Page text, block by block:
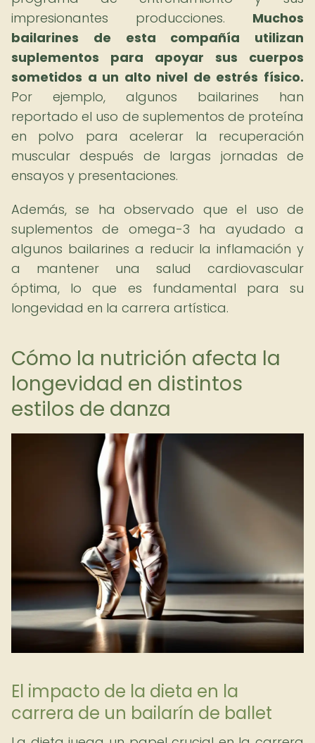
impresionantes producciones. Muchos
bailarines de esta compañía utilizan
suplementos para apoyar sus cuerpos
sometidos a un alto nivel de estrés físico.
Por ejemplo, algunos bailarines han
reportado el uso de suplementos de proteína
en polvo para acelerar la recuperación
muscular después de largas jornadas de
ensayos y presentaciones.
Además, se ha observado que el uso de
suplementos de omega-3 ha ayudado a
algunos bailarines a reducir la inflamación y
a mantener una salud cardiovascular
óptima, lo que es fundamental para su
longevidad en la carrera artística.
Cómo la nutrición afecta la
longevidad en distintos
estilos de danza
El impacto de la dieta en la
carrera de un bailarín de ballet